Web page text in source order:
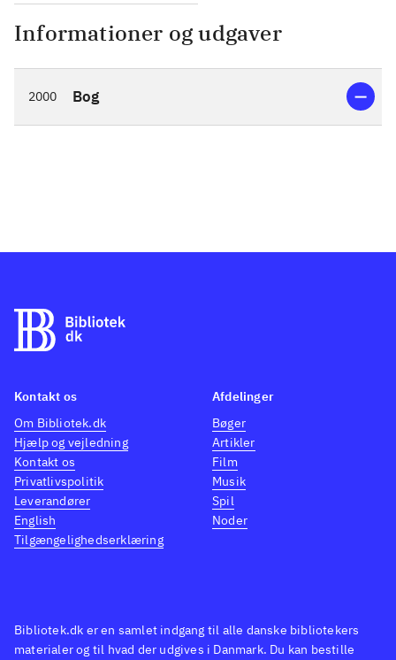
Informationer og udgaver
2000 Bog
Bibliotek.dk er en samlet indgang til alle danske bibliotekers
materialer og til hvad der udgives i Danmark. Du kan bestille
Kontakt os
Om Bibliotek.dk
Hjælp og vejledning
Kontakt os
Privatlivspolitik
Leverandører
English
Tilgængelighedserklæring
Afdelinger
Bøger
Artikler
Film
Musik
Spil
Noder